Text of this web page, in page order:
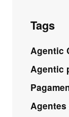
Tags
Agentic
Agentic
Agentes